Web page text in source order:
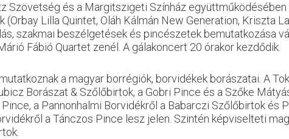
Szövetség és a Margitszigeti Színház
Lilla Quintet, Oláh Kálmán New Generation, Kriszta
szakmai beszélgetések és pincészetek bemutatkozása
Fábió Quartet zenél. A gálakoncert 20 órakor kezdődik.
a magyar borrégiók, borvidékek borászatai. A
Borászat & Szőlőbirtok, a Gobri Pince és a Szőke
a Pannonhalmi Borvidékről a Babarczi Szőlőbirtok és
a Tánczos Pince lesz jelen. Szintén képviselteti